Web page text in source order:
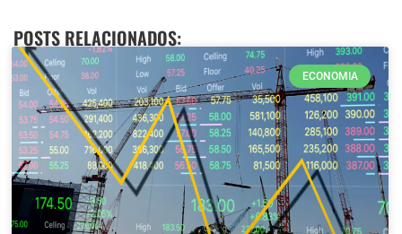
POSTS RELACIONADOS:
ECONOMIA